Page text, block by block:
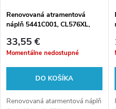
Renovovaná atramentová
náplň 5441C001, CL576XL,
(BULK)
33,55 €
Momentálne nedostupné
DO KOŠÍKA
Renovovaná atarmentová náplň